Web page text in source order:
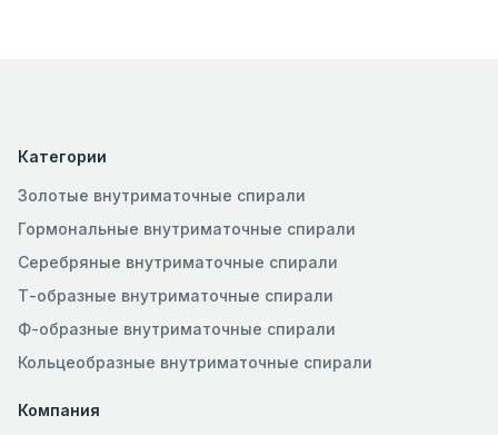
Категории
Золотые внутриматочные спирали
Гормональные внутриматочные спирали
Серебряные внутриматочные спирали
Т-образные внутриматочные спирали
Ф-образные внутриматочные спирали
Кольцеобразные внутриматочные спирали
Компания